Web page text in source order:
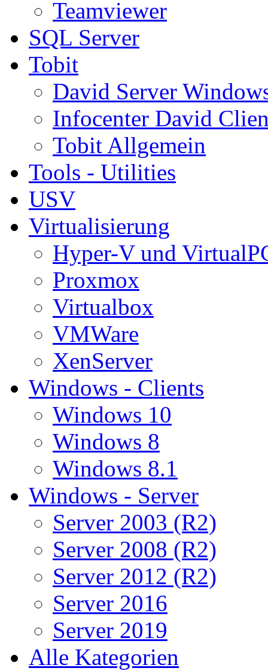
Teamviewer
SQL Server
Tobit
David Server
Infocenter David
Tobit Allgemein
Tools - Utilities
USV
Virtualisierung
Hyper-V und
Proxmox
Virtualbox
VMWare
XenServer
Windows - Clients
Windows 10
Windows 8
Windows 8.1
Windows - Server
Server 2003 (R2)
Server 2008 (R2)
Server 2012 (R2)
Server 2016
Server 2019
Alle Kategorien